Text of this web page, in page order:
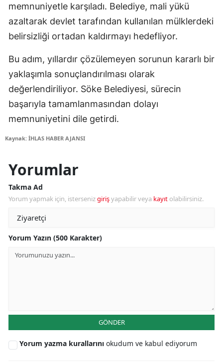
memnuniyetle karşıladı. Belediye, mali yükü
azaltarak devlet tarafından kullanılan mülklerdeki
belirsizliği ortadan kaldırmayı hedefliyor.
Bu adım, yıllardır çözülemeyen sorunun kararlı bir
yaklaşımla sonuçlandırılması olarak
değerlendiriliyor. Söke Belediyesi, sürecin
başarıyla tamamlanmasından dolayı
memnuniyetini dile getirdi.
Kaynak: İHLAS HABER AJANSI
Yorumlar
Takma Ad
Yorum yapmak için, istersenizgirişyapabilir veya kayıt olabilirsiniz.
Yorum Yazın (500 Karakter)
GÖNDER
Yorum yazma kurallarını okudum ve kabul ediyorum